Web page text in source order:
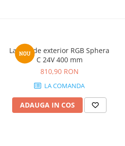
Lampa de exterior RGB Sphera
C 24V 400 mm
810,90 RON
LA COMANDA
ADAUGA IN COS